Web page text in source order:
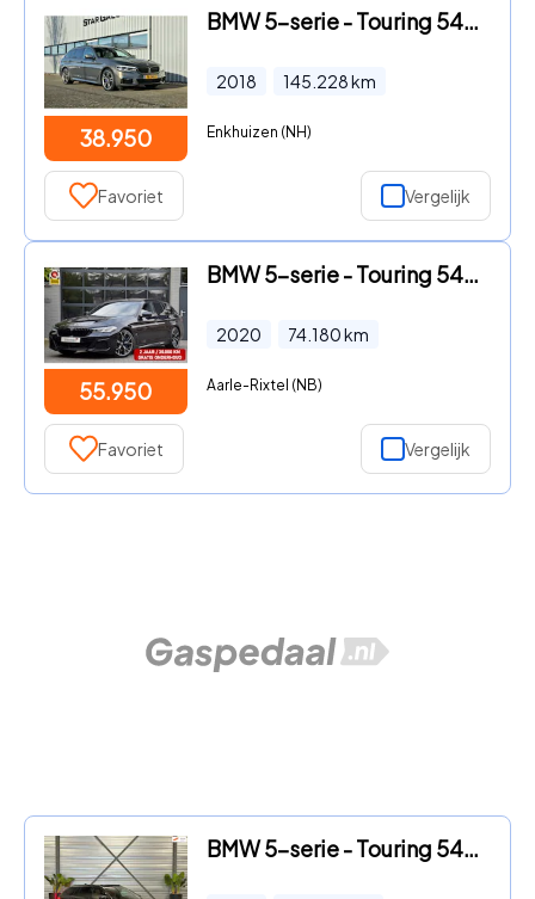
38.950
BMW 5-serie - Touring 540i xDrive High Executive M-Sport pakket
2018 145.228km
Enkhuizen (NH)
Favoriet Vergelijk
55.950
BMW 5-serie - Touring 540i xDrive M Sport | Panoramadak | ACC | Laser
2020 74.180km
Aarle-Rixtel (NB)
Favoriet Vergelijk
BMW 5-serie - Touring 540i xDrive High Executive M-Pakket LED/PANO/NAVI/AC